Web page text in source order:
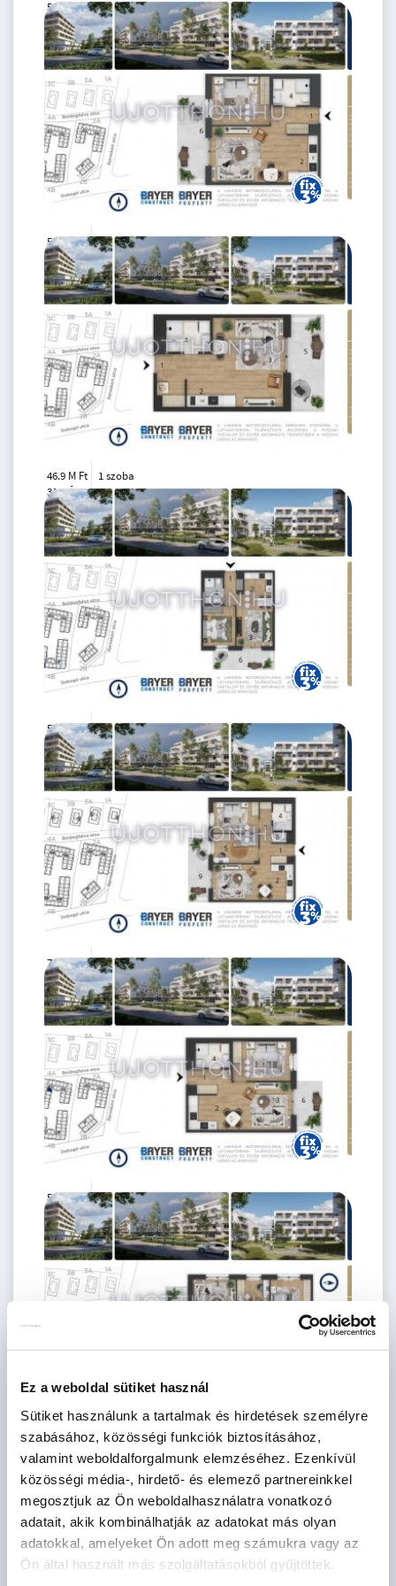
Ez a weboldal sütiket használ
Sütiket használunk a tartalmak és hirdetések személyre
szabásához, közösségi funkciók biztosításához,
valamint weboldalforgalmunk elemzéséhez. Ezenkívül
közösségi média-, hirdető- és elemező partnereinkkel
megosztjuk az Ön weboldalhasználatra vonatkozó
adatait, akik kombinálhatják az adatokat más olyan
adatokkal, amelyeket Ön adott meg számukra vagy az
Ön által használt más szolgáltatásokból gyűjtöttek.
56.5 M Ft
41 m2
2 szoba
3.
emelet
59.9 M Ft
43 m2
2 szoba
3.
emelet
46.9 M Ft
31 m2
1 szoba
3.
emelet
57.5 M Ft
41 m2
2 szoba
3.
emelet
76.5 M Ft
58 m2
3 szoba
2.
emelet
56.5 M Ft
41 m2
2 szoba
3.
emelet
77.9 M Ft
2
3 szoba
emelet